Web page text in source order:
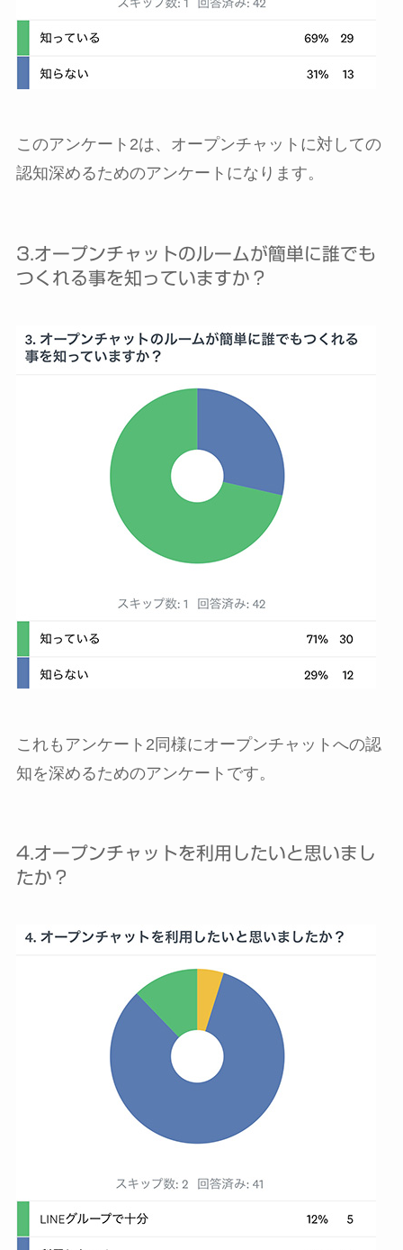
このアンケート2は、オープンチャットに対しての
認知深めるためのアンケートになります。
3.オープンチャットのルームが簡単に誰でも
つくれる事を知っていますか？
これもアンケート2同様にオープンチャットへの認
知を深めるためのアンケートです。
4.オープンチャットを利用したいと思いまし
たか？